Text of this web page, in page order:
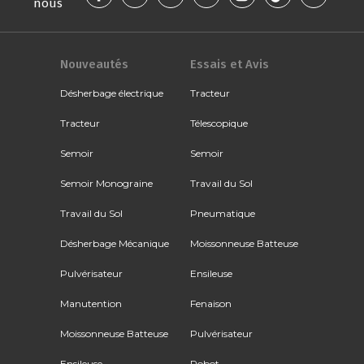
nous
Nouveautés
Désherbage électrique
Tracteur
Semoir
Semoir Monograine
Travail du Sol
Désherbage Mécanique
Pulvérisateur
Manutention
Moissonneuse Batteuse
Essais et Avis
Tracteur
Télescopique
Semoir
Travail du Sol
Pneumatique
Moissonneuse Batteuse
Ensileuse
Fenaison
Pulvérisateur